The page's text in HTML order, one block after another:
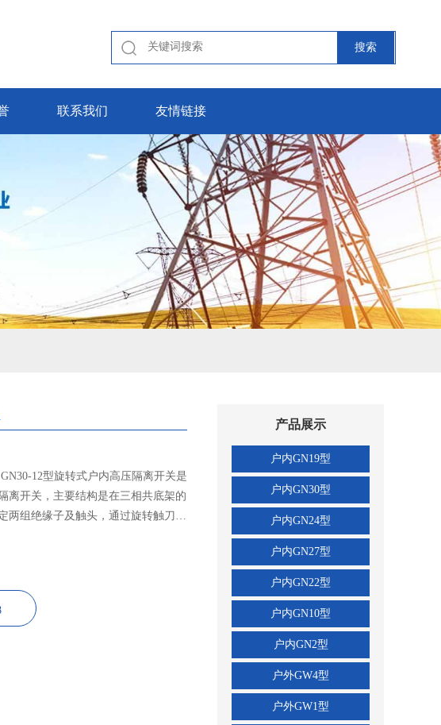
联系我们 友情链接
产品展示
户内GN19型
户内GN30型
户内GN24型
户内GN27型
户内GN22型
户内GN10型
户内GN2型
户外GW4型
户外GW1型
12型旋转式户内高压隔离开关是
离开关，主要结构是在三相共底架的
两组绝缘子及触头，通过旋转触刀，
GN30-12D型开关是在GN30-12型开
形式，可满足不同电力系统的需要。
高压隔离开关和接地开关》的要
伏交流50Hz及以下户内系统中，作